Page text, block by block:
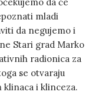
mladi
da negujemo i
Stari grad Marko
radionica za
se otvaraju
i klinceza.